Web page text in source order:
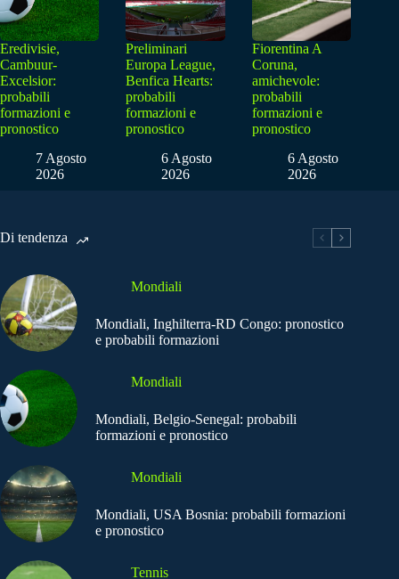
Eredivisie,
Cambuur-
Excelsior:
probabili
formazioni e
pronostico
7 Agosto
2026
Preliminari
Europa League,
Benfica Hearts:
probabili
formazioni e
pronostico
6 Agosto
2026
Fiorentina A
Coruna,
amichevole:
probabili
formazioni e
pronostico
6 Agosto
2026
Di tendenza
Mondiali
Mondiali, Inghilterra-RD Congo: pronostico
e probabili formazioni
Mondiali
Mondiali, Belgio-Senegal: probabili
formazioni e pronostico
Mondiali
Mondiali, USA Bosnia: probabili formazioni
e pronostico
Tennis